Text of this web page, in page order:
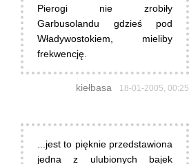
Pierogi nie zrobiły
Garbusolandu gdzieś pod
Władywostokiem, mieliby
frekwencję.
kiełbasa 18-01-2005, 00:25
...jest to pięknie przedstawiona
jedna z ulubionych bajek